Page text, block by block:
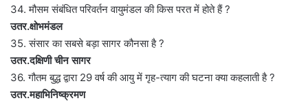
34. मौसम संबंधित परिवर्तन वायुमंडल की किस परत में होते हैं ?
उतर.क्षोभमंडल
35. संसार का सबसे बड़ा सागर कौनसा है ?
उतर.दक्षिणी चीन सागर
36. गौतम बुद्ध द्वारा 29 वर्ष की आयु में गृह-त्याग की घटना क्या कहलाती है ?
उतर.महाभिनिष्क्रमण